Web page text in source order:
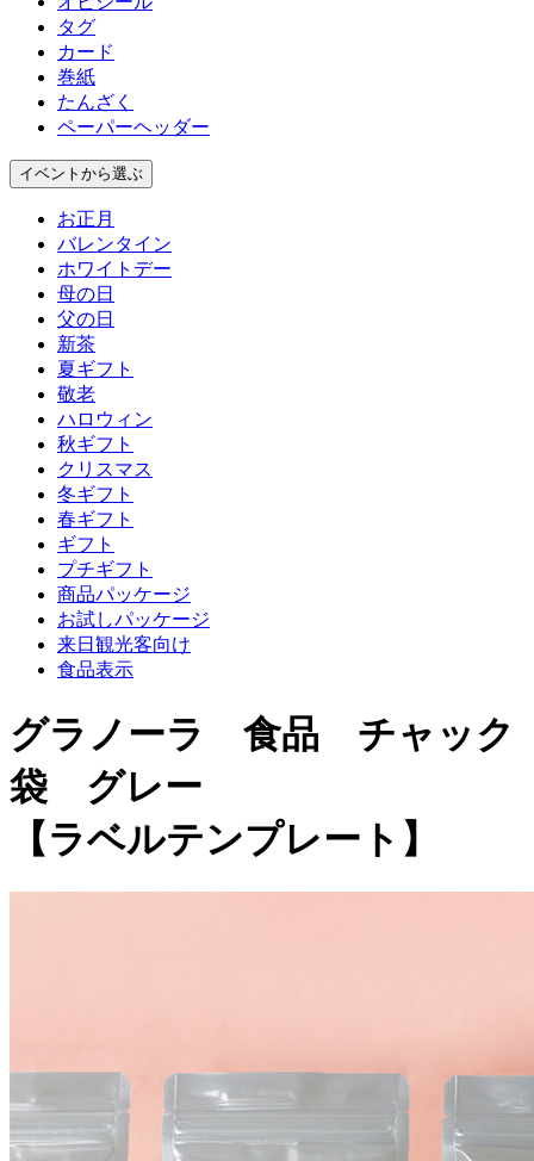
タグ
カード
巻紙
たんざく
ペーパーヘッダー
イベント から選ぶ
お正月
バレンタイン
ホワイトデー
母の日
父の日
新茶
夏ギフト
敬老
ハロウィン
秋ギフト
クリスマス
冬ギフト
春ギフト
ギフト
プチギフト
商品パッケージ
お試しパッケージ
来日観光客向け
食品表示
グラノーラ 食品 チャック
袋 グレー
【ラベルテンプレート】